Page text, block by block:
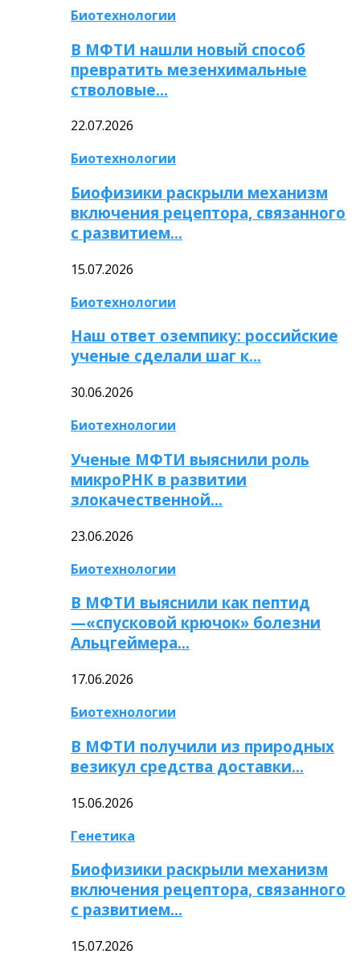
Биотехнологии
В МФТИ нашли новый способ
превратить мезенхимальные
стволовые…
22.07.2026
Биотехнологии
Биофизики раскрыли механизм
включения рецептора, связанного
с развитием…
15.07.2026
Биотехнологии
Наш ответ оземпику: российские
ученые сделали шаг к…
30.06.2026
Биотехнологии
Ученые МФТИ выяснили роль
микроРНК в развитии
злокачественной…
23.06.2026
Биотехнологии
В МФТИ выяснили как пептид
—«спусковой крючок» болезни
Альцгеймера…
17.06.2026
Биотехнологии
В МФТИ получили из природных
везикул средства доставки…
15.06.2026
Генетика
Биофизики раскрыли механизм
включения рецептора, связанного
с развитием…
15.07.2026